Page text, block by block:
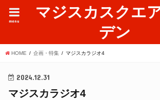
マジスカスクエ
デン
menu
HOME 企画・特集 マジスカラジオ4
2024.12.31
マジスカラジオ4